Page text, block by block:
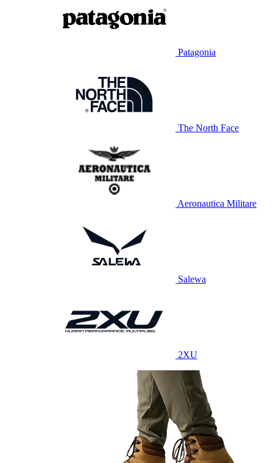
Patagonia
The North Face
Aeronautica Militare
Salewa
2XU